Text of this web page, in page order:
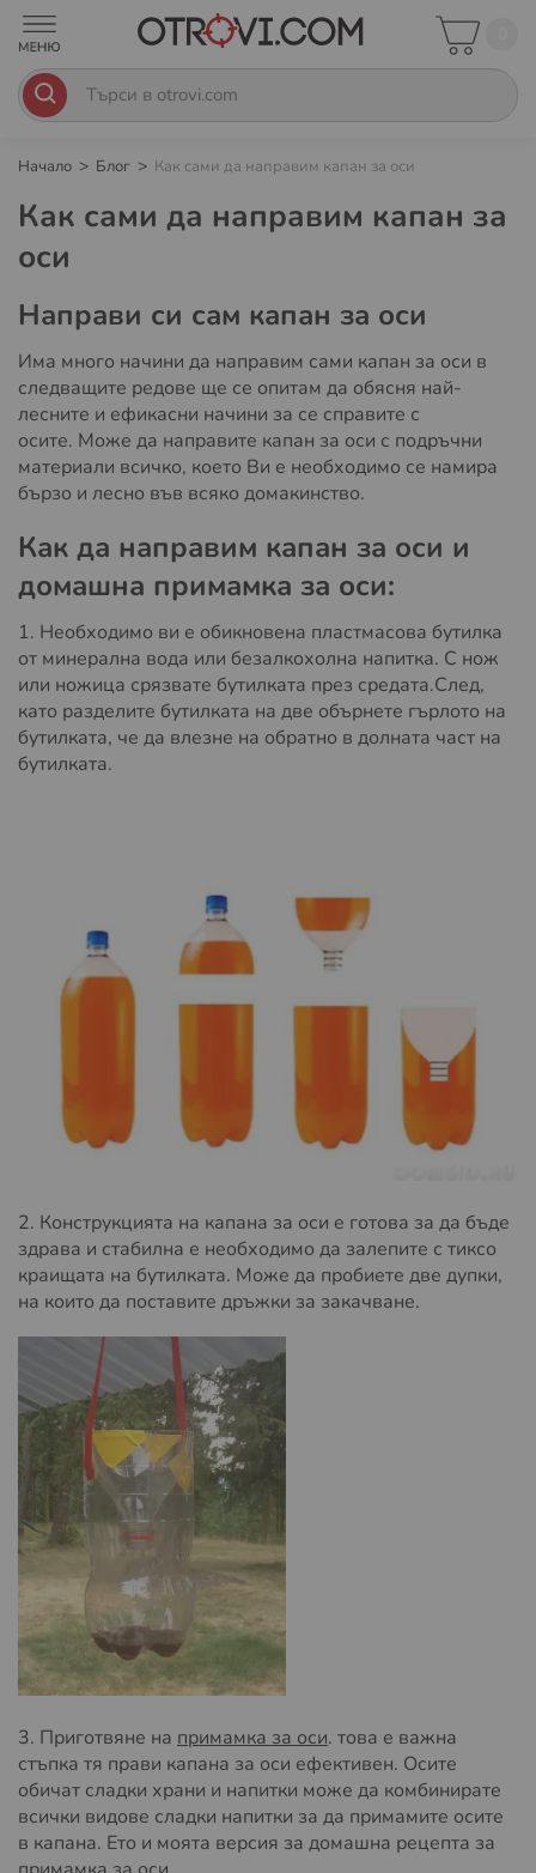
Начало Блог Как сами да направим капан за оси
Как сами да направим капан за
оси
Направи си сам капан за оси
Има много начини да направим сами капан за оси в
следващите редове ще се опитам да обясня най-
лесните и ефикасни начини за се справите с
осите. Може да направите капан за оси с подръчни
материали всичко, което Ви е необходимо се намира
бързо и лесно във всяко домакинство.
Как да направим капан за оси и
домашна примамка за оси:
1. Необходимо ви е обикновена пластмасова бутилка
от минерална вода или безалкохолна напитка. С нож
или ножица срязвате бутилката през средата.След,
като разделите бутилката на две обърнете гърлото на
бутилката, че да влезне на обратно в долната част на
бутилката.
2. Конструкцията на капана за оси е готова за да бъде
здрава и стабилна е необходимо да залепите с тиксо
краищата на бутилката. Може да пробиете две дупки,
на които да поставите дръжки за закачване.
3. Приготвяне на примамка за оси. това е важна
стъпка тя прави капана за оси ефективен. Осите
обичат сладки храни и напитки може да комбинирате
всички видове сладки напитки за да примамите осите
в капана. Ето и моята версия за домашна рецепта за